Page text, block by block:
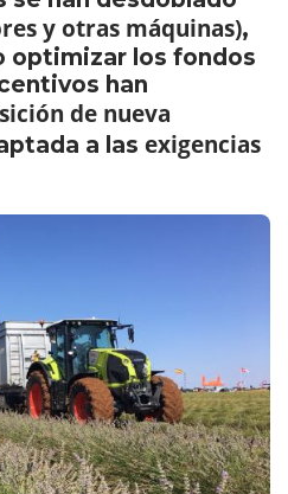
y otras máquinas),
optimizar los fondos
han
de nueva
a las exigencias